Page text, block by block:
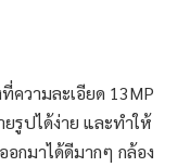
ความละเอียด 13MP
รูปได้ง่าย และทำให้
กมาได้ดีมากๆ กล้อง